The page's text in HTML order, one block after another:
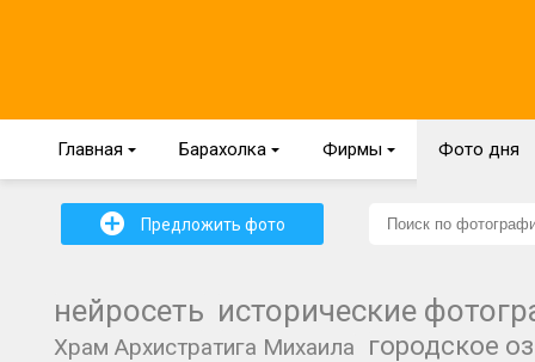
Главная { Барахолка { Фирмы { Фото дня
нейросеть исторические
Храм Архистратига Михаила городское
+ Предложить фото